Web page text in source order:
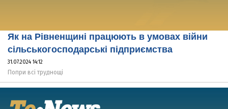
Як на Рівненщині працюють в умовах війни
сільськогосподарські підприємства
31.07.2024 14:12
Попри всі труднощі